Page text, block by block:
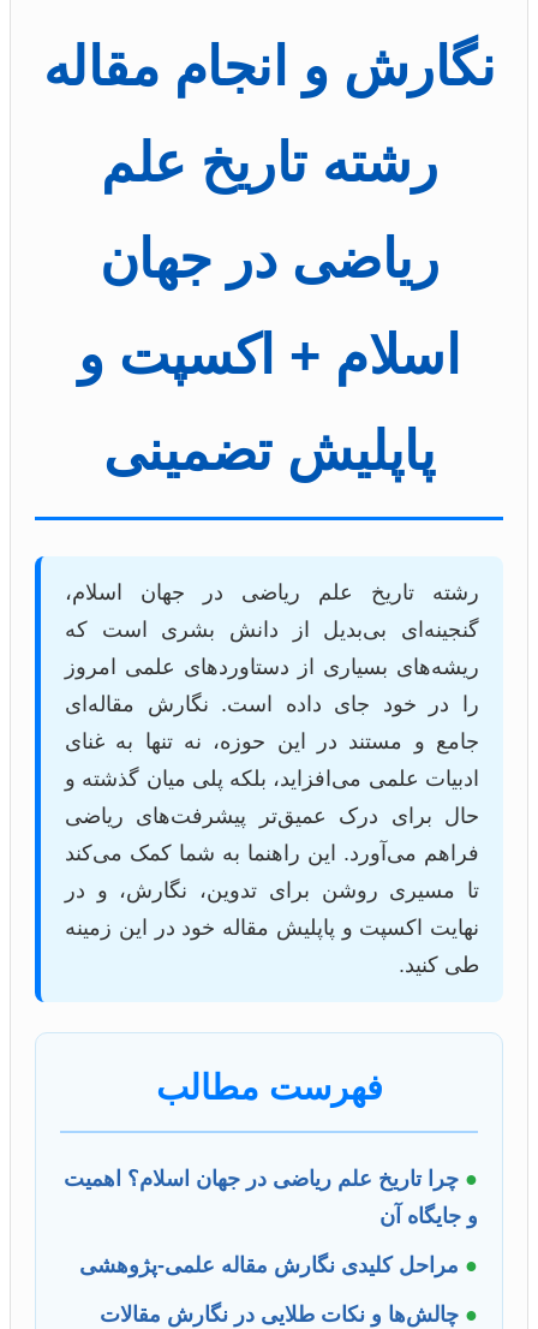
نگارش و انجام مقاله
رشته تاریخ علم
ریاضی در جهان
اسلام + اکسپت و
پاپلیش تضمینی
رشته تاریخ علم ریاضی در جهان اسلام،
گنجینه‌ای بی‌بدیل از دانش بشری است که
ریشه‌های بسیاری از دستاوردهای علمی امروز
را در خود جای داده است. نگارش مقاله‌ای
جامع و مستند در این حوزه، نه تنها به غنای
ادبیات علمی می‌افزاید، بلکه پلی میان گذشته و
حال برای درک عمیق‌تر پیشرفت‌های ریاضی
فراهم می‌آورد. این راهنما به شما کمک می‌کند
تا مسیری روشن برای تدوین، نگارش، و در
نهایت اکسپت و پاپلیش مقاله خود در این زمینه
طی کنید.
فهرست مطالب
● چرا تاریخ علم ریاضی در جهان اسلام؟ اهمیت
و جایگاه آن
● مراحل کلیدی نگارش مقاله علمی-پژوهشی
● چالش‌ها و نکات طلایی در نگارش مقالات